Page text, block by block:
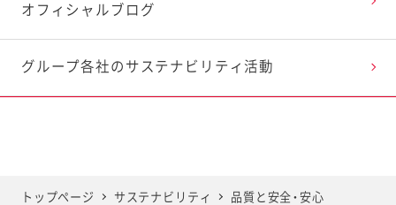
オフィシャルブログ
グループ各社の サステナビリティ活動
トップページ サステナビリティ 品質と安全・安心